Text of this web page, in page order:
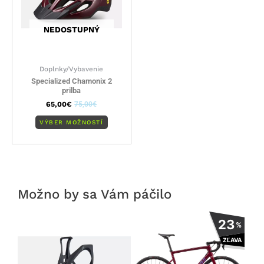
NEDOSTUPNÝ
Doplnky/Vybavenie
Specialized Chamonix 2
prilba
65,00€ 75,00€
VÝBER MOŽNOSTÍ
si
Možno by sa Vám páčilo
23%
ZĽAVA
Tento
produkt
má
viacero